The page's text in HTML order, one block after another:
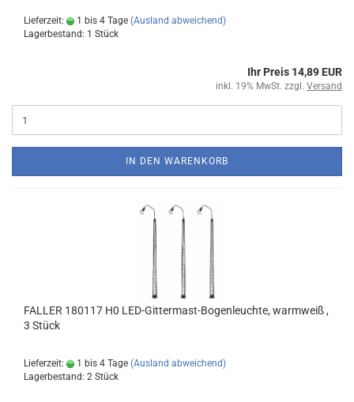
Lieferzeit: 1 bis 4 Tage (Ausland abweichend)
Lagerbestand: 1 Stück
Ihr Preis 14,89 EUR
inkl. 19% MwSt. zzgl. Versand
IN DEN WARENKORB
FALLER 180117 H0 LED-Gittermast-Bogenleuchte, warmweiß ,
3 Stück
Lieferzeit: 1 bis 4 Tage (Ausland abweichend)
Lagerbestand: 2 Stück